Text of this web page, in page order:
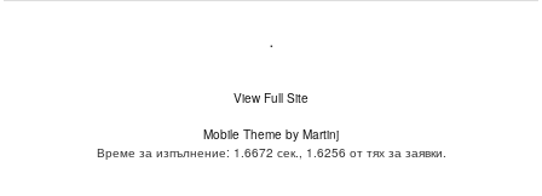
.
View Full Site
Mobile Theme by Martinj
Време за изпълнение: 1.6672 сек., 1.6256 от тях за заявки.